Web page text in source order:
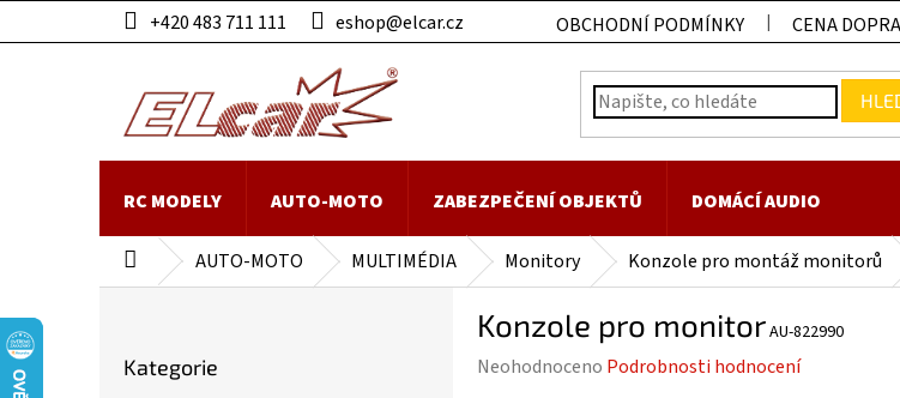
na
+420 483 711 111 eshop@elcar.cz OBCHODNÍ PODMÍNKY CENA
RC MODELY AUTO-MOTO ZABEZPEČENÍ OBJEKTŮ DOMÁCÍ AUDIO
Domů AUTO-MOTO MULTIMÉDIA Monitory Konzole pro montáž monitorů
kategorie
Kategorie
Konzole pro monitorAU-822990
Průměrné
Neohodnoceno Podrobnosti hodnocení